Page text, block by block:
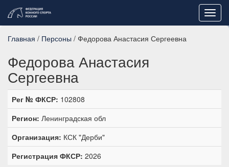
Главная / Персоны / Федорова Анастасия Сергеевна
Федорова Анастасия
Сергеевна
Рег № ФКСР: 102808
Регион: Ленинградская обл
Организация: КСК "Дерби"
Регистрация ФКСР: 2026